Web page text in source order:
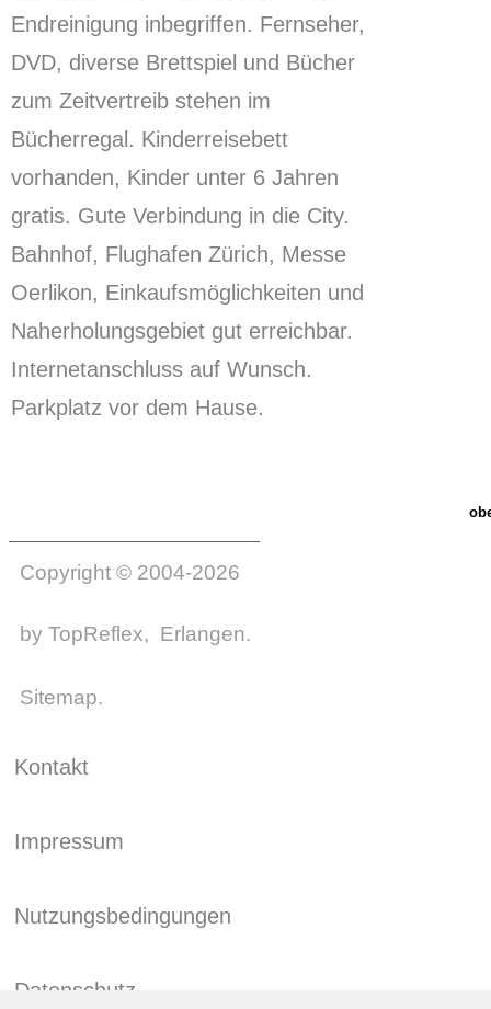
Endreinigung inbegriffen. Fernseher,
DVD, diverse Brettspiel und Bücher
zum Zeitvertreib stehen im
Bücherregal. Kinderreisebett
vorhanden, Kinder unter 6 Jahren
gratis. Gute Verbindung in die City.
Bahnhof, Flughafen Zürich, Messe
Oerlikon, Einkaufsmöglichkeiten und
Naherholungsgebiet gut erreichbar.
Internetanschluss auf Wunsch.
Parkplatz vor dem Hause.
Copyright © 2004-2026
by TopReflex, Erlangen.
Sitemap.
Kontakt
Impressum
Nutzungsbedingungen
Datenschutz